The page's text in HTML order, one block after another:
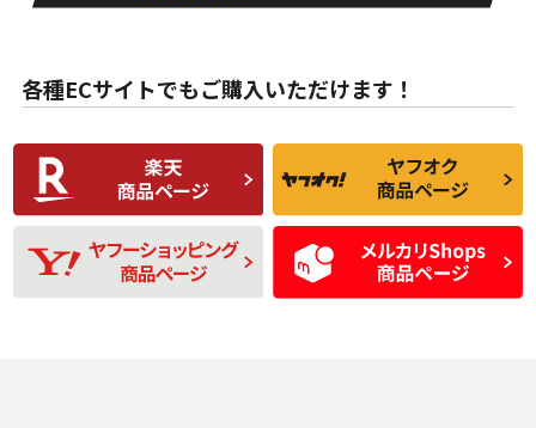
な中古品
んどない中古品
C
比較的きれいな中古
品
C
られるが、使用に問
題のない中古品
D
使用感や目立つ傷が
あり、一般的な中古
品
D
残り溝も少なく、偏
磨耗がみられ、短期
間使用できるくらい
の中古品
各種ECサイトでもご購入いただけます！